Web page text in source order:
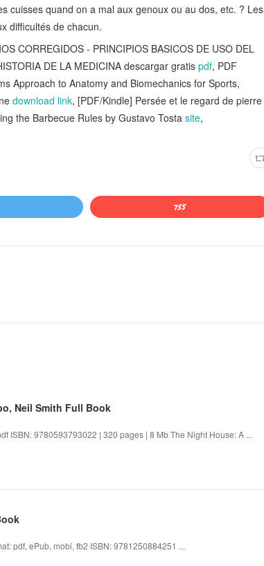
cuisses quand on a mal aux genoux ou au dos, etc. ? Les
difficultés de chacun.
CORREGIDOS - PRINCIPIOS BASICOS DE USO DEL
DE LA MEDICINA descargar gratispdf, PDF
Approach to Anatomy and Biomechanics for Sports,
download link, [PDF/Kindle] Persée et le regard de pierre
the Barbecue Rules by Gustavo Tosta site,
Neil Smith Full Book
ISBN: 9780593793022 | 320 pages | 8 Mb The Night House: A ...
pdf, ePub, mobi, fb2 ISBN: 9781250884251 ...